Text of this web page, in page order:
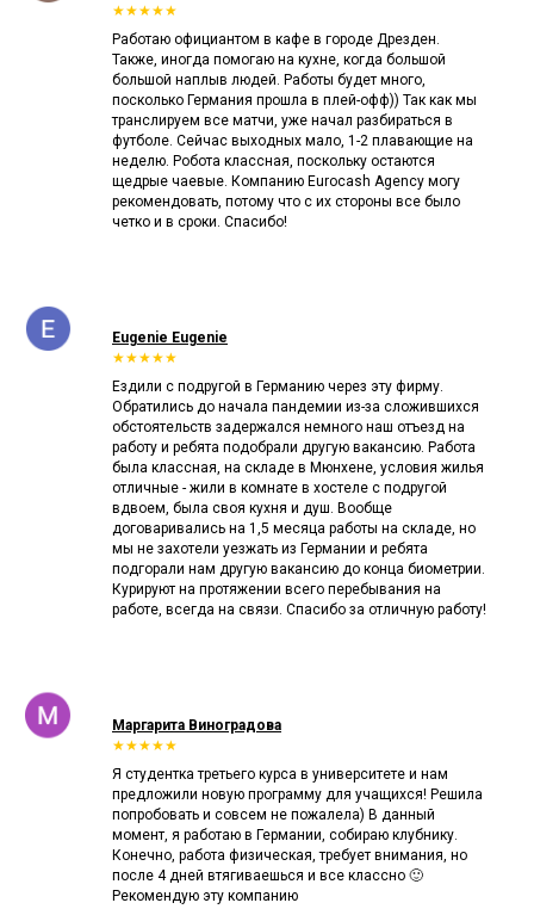
★★★★★
Работаю официантом в кафе в городе Дрезден.
Также, иногда помогаю на кухне, когда большой
большой наплыв людей. Работы будет много,
посколько Германия прошла в плей-офф)) Так как мы
транслируем все матчи, уже начал разбираться в
футболе. Сейчас выходных мало, 1-2 плавающие на
неделю. Робота классная, поскольку остаются
щедрые чаевые. Компанию Eurocash Agency могу
рекомендовать, потому что с их стороны все было
четко и в сроки. Спасибо!
Eugenie Eugenie
★★★★★
Ездили с подругой в Германию через эту фирму.
Обратились до начала пандемии из-за сложившихся
обстоятельств задержался немного наш отъезд на
работу и ребята подобрали другую вакансию. Работа
была классная, на складе в Мюнхене, условия жилья
отличные - жили в комнате в хостеле с подругой
вдвоем, была своя кухня и душ. Вообще
договаривались на 1,5 месяца работы на складе, но
мы не захотели уезжать из Германии и ребята
подгорали нам другую вакансию до конца биометрии.
Курируют на протяжении всего перебывания на
работе, всегда на связи. Спасибо за отличную работу!
Маргарита Виноградова
★★★★★
Я студентка третьего курса в университете и нам
предложили новую программу для учащихся! Решила
попробовать и совсем не пожалела) В данный
момент, я работаю в Германии, собираю клубнику.
Конечно, работа физическая, требует внимания, но
после 4 дней втягиваешься и все классно 🙂
Рекомендую эту компанию